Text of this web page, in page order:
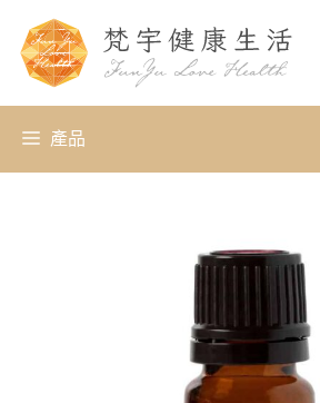
產品